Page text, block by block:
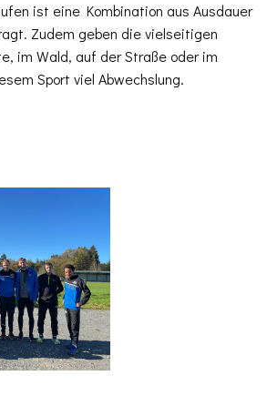
ist eine Kombination aus Ausdauer
Zudem geben die vielseitigen
im Wald, auf der Straße oder im
Sport viel Abwechslung.